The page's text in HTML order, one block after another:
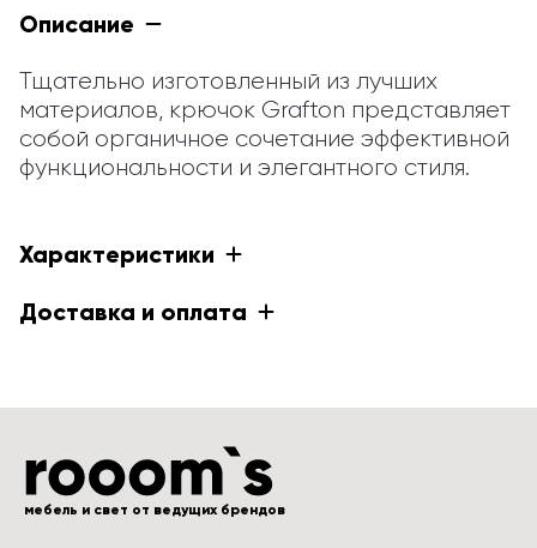
Описание
Тщательно изготовленный из лучших
материалов, крючок Grafton представляет
собой органичное сочетание эффективной
функциональности и элегантного стиля.
Характеристики
Доставка и оплата
мебель и свет от ведущих брендов